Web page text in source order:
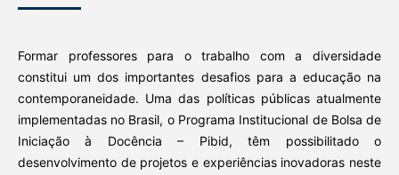
Formar professores para o trabalho com a diversidade
constitui um dos importantes desafios para a educação na
contemporaneidade. Uma das políticas públicas atualmente
implementadas no Brasil, o Programa Institucional de Bolsa de
Iniciação à Docência – Pibid, têm possibilitado o
desenvolvimento de projetos e experiências inovadoras neste